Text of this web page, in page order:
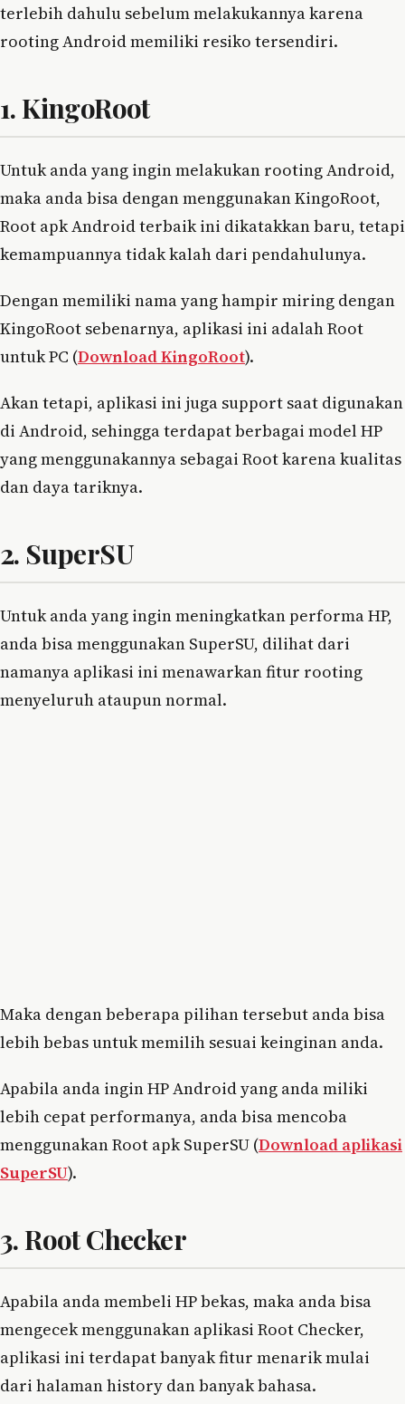
terlebih dahulu sebelum melakukannya karena
rooting Android memiliki resiko tersendiri.
1. KingoRoot
Untuk anda yang ingin melakukan rooting Android,
maka anda bisa dengan menggunakan KingoRoot,
Root apk Android terbaik ini dikatakkan baru, tetapi
kemampuannya tidak kalah dari pendahulunya.
Dengan memiliki nama yang hampir miring dengan
KingoRoot sebenarnya, aplikasi ini adalah Root
untuk PC (Download KingoRoot).
Akan tetapi, aplikasi ini juga support saat digunakan
di Android, sehingga terdapat berbagai model HP
yang menggunakannya sebagai Root karena kualitas
dan daya tariknya.
2. SuperSU
Untuk anda yang ingin meningkatkan performa HP,
anda bisa menggunakan SuperSU, dilihat dari
namanya aplikasi ini menawarkan fitur rooting
menyeluruh ataupun normal.
Maka dengan beberapa pilihan tersebut anda bisa
lebih bebas untuk memilih sesuai keinginan anda.
Apabila anda ingin HP Android yang anda miliki
lebih cepat performanya, anda bisa mencoba
menggunakan Root apk SuperSU (Download aplikasi
SuperSU).
3. Root Checker
Apabila anda membeli HP bekas, maka anda bisa
mengecek menggunakan aplikasi Root Checker,
aplikasi ini terdapat banyak fitur menarik mulai
dari halaman history dan banyak bahasa.